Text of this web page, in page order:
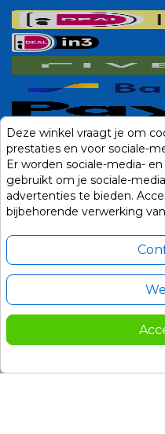
Deze winkel vraagt je om
prestaties en voor sociale-
Er worden sociale-media-
gebruikt om je sociale-
advertenties te bieden.
bijbehorende verwerking